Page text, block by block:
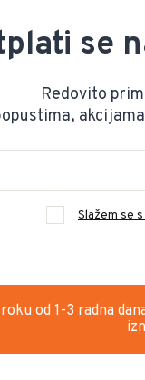
se
Redovito
Slažem se
od 1-3 radna